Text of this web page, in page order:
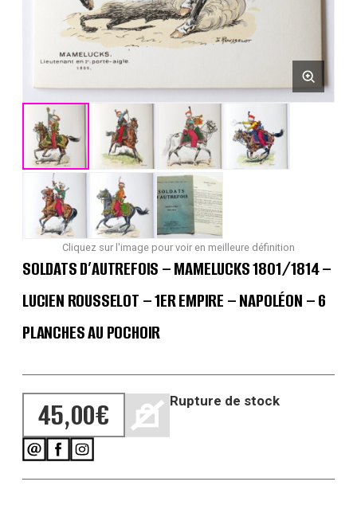
Cliquez sur l'image pour voir en meilleure définition
SOLDATS D’AUTREFOIS – MAMELUCKS 1801/1814 –
LUCIEN ROUSSELOT – 1ER EMPIRE – NAPOLÉON – 6
PLANCHES AU POCHOIR
45,00€ Rupture de stock